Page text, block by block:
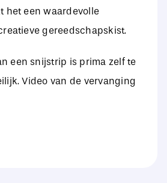
het een waardevolle
gereedschapskist.
een snijstrip is prima zelf te
Video van de vervanging